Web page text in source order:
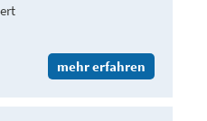
mehr erfahren